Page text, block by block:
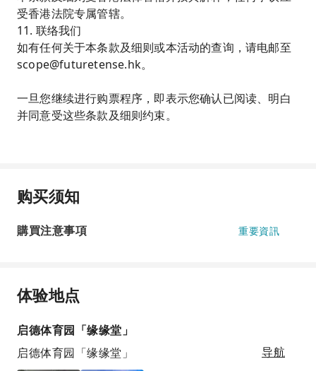
受香港法院专属管辖。
11. 联络我们
如有任何关于本条款及细则或本活动的查询，请电邮至
scope@futuretense.hk。
一旦您继续进行购票程序，即表示您确认已阅读、明白
并同意受这些条款及细则约束。
购买须知
購買注意事項 重要資訊
体验地点
启德体育园「缘缘堂」
启德体育园「缘缘堂」
导航